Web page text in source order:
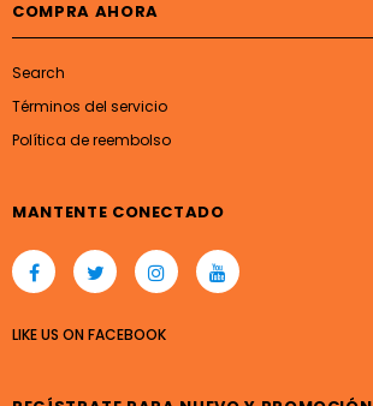
COMPRA AHORA
Search
Términos del servicio
Política de reembolso
MANTENTE CONECTADO
LIKE US ONFACEBOOK